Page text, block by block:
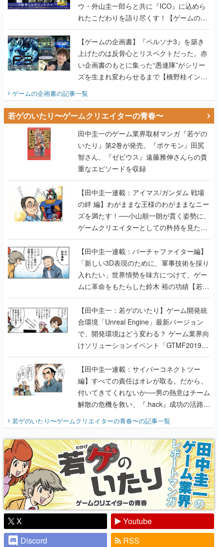
ウ・外山圭一郎らと共に『ICO』に込めら
れたこだわりを語り尽くす！【ゲームの企
画書】
【ゲームの企画書】『ペルソナ3』を築き
上げたのは反骨心とリスペクトだった。赤
い企画書のもとに集った“愚連隊”がシリー
ズを生まれ変わらせるまで【橋野桂インタ
ビュー】
ゲームの企画書の記事一覧
若ゲのいたり〜ゲームクリエイターの青春〜
田中圭一のゲーム業界取材マンガ『若ゲの
いたり』第2巻が発売。『ポケモン』田尻
智さん、『ゼビウス』遠藤雅伸さんらの貴
重なエピソードを収録
【田中圭一連載：アイマス/ガンダム 戦場
の絆 編】わがままな王様のわがままなニー
ズを満たす！──小山順一朗が貫く姿勢に、
ゲームクリエイターとしての矜持を見た
【若ゲのいたり最終回】
【田中圭一連載：バーチャファイター編】
「新しい3D表現のために、軍事技術を採り
入れたい」世界情勢を味方につけて、ゲー
ムに革命をもたらした鈴木 裕の功績【若ゲ
のいたり】
【田中圭一：若ゲのいたり】ゲーム開発統
合環境「Unreal Engine」最新バージョン
で、開発環境はどう変わる？ ゲーム業界向
けソリューションイベント「GTMF2019」
に行って、より理解を深めよう【PR】
【田中圭一連載：サイバーコネクトツー
編】すべての責任はオレが取る。だから、
付いてきてくれないか──男の熱意はチーム
解散の危機を救い、『.hack』成功の活路を
開く。業界の快男児・松山 洋に流れる血は
『少年ジャンプ』色だった【若ゲのいた
り】
若ゲのいたり〜ゲームクリエイターの青春〜の記事一覧
X
Youtube
Discord
RSS